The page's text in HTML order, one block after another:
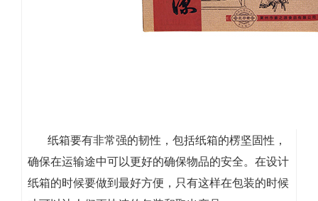
纸箱要有非常强的韧性，包括纸箱的楞坚固性，
确保在运输途中可以更好的确保物品的安全。在设计
纸箱的时候要做到最好方便，只有这样在包装的时候